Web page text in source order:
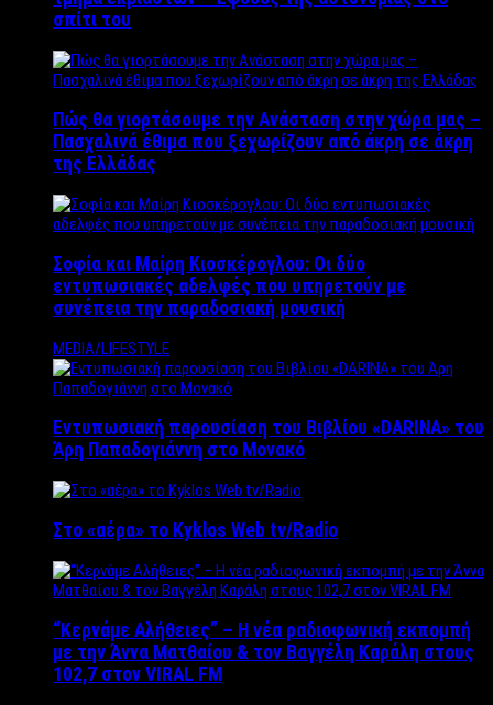
σπίτι του
Πώς θα γιορτάσουμε την Ανάσταση στην χώρα μας –
Πασχαλινά έθιμα που ξεχωρίζουν από άκρη σε άκρη
της Ελλάδας
Σοφία και Μαίρη Κιοσκέρογλου: Οι δύο
εντυπωσιακές αδελφές που υπηρετούν με
συνέπεια την παραδοσιακή μουσική
MEDIA/LIFESTYLE
Εντυπωσιακή παρουσίαση του Βιβλίου «DARINA» του
Άρη Παπαδογιάννη στο Μονακό
Στο «αέρα» το Kyklos Web tv/Radio
“Kερνάμε Αλήθειες” – Η νέα ραδιοφωνική εκπομπή
με την Άννα Ματθαίου & τον Βαγγέλη Καράλη στους
102,7 στον VIRAL FM